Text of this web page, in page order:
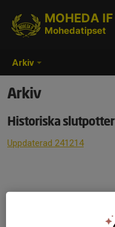
Arkiv
MOHEDA IF
Mohedatipset
Arkiv
Historiska slutpotter
Uppdaterad 241214